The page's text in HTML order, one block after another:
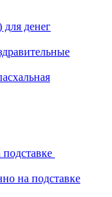
денег
на подставке